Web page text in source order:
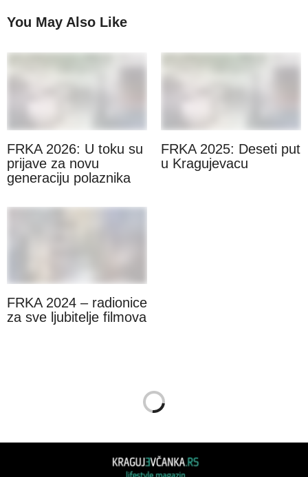
You May Also Like
FRKA 2026: U toku su
prijave za novu
generaciju polaznika
FRKA 2025: Deseti put
u Kragujevacu
FRKA 2024 – radionice
za sve ljubitelje filmova